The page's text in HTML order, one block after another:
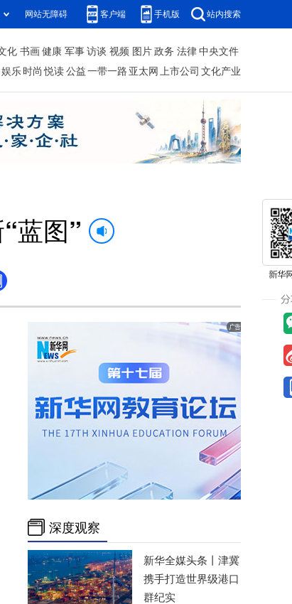
网站无障碍 客户端 手机版 站内搜索
化 书画 健康 军事 访谈 视频 图片 政务 法律 中央文件
娱乐 时尚 悦读 公益 一带一路 亚太网 上市公司 文化产业
蓝图”
深度观察
新华全媒头条丨 津冀
携手打造世界级港口
群纪实